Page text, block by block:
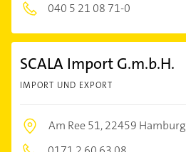
040 5 21 08 71-0
SCALA Import G.m.b.H.
IMPORT UND EXPORT
Am Ree 51,22459 Hamburg